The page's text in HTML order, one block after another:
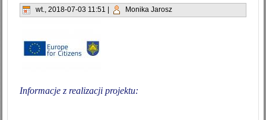
wt., 2018-07-03 11:51 Monika Jarosz
Informacje z realizacji projektu: